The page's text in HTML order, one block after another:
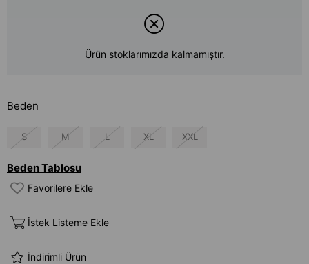
Ürün stoklarımızda kalmamıştır.
Beden
S M L XL XXL
Beden Tablosu
Favorilere Ekle
İstek Listeme Ekle
İndirimli Ürün